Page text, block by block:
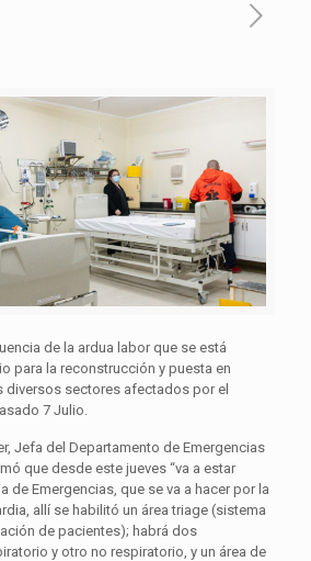
de la ardua labor que se está
para la reconstrucción y puesta en
diversos sectores afectados por el
7 Julio.
Jefa del Departamento de Emergencias
que desde este jueves “va a estar
de Emergencias, que se va a hacer por la
allí se habilitó un área triage (sistema
de pacientes); habrá dos
y otro no respiratorio, y un área de